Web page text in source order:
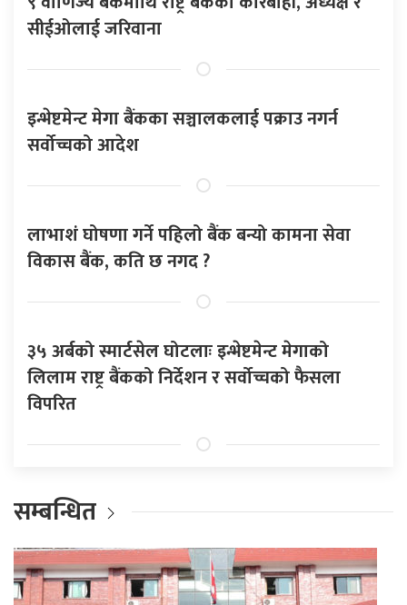
सीईओलाई जरिवाना
इन्भेष्टमेन्ट मेगा बैंकका सञ्चालकलाई पक्राउ नगर्न
सर्वोच्चको आदेश
लाभाशं घोषणा गर्ने पहिलो बैंक बन्यो कामना सेवा
विकास बैंक, कति छ नगद ?
३५ अर्बको स्मार्टसेल घोटलाः इन्भेष्टमेन्ट मेगाको
लिलाम राष्ट्र बैंकको निर्देशन र सर्वोच्चको फैसला
विपरित
सम्बन्धित